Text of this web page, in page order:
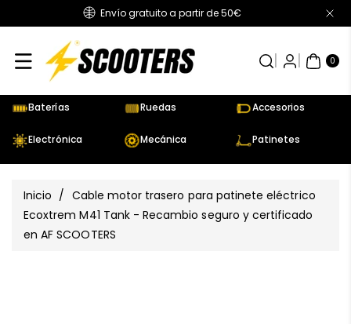
Envío gratuito a partir de 50€
0
AR
TÍC
UL
Baterías Ruedas Accesorios
Electrónica Mecánica Patinetes
Inicio / Cable motor trasero para patinete eléctrico
Ecoxtrem M41 Tank - Recambio seguro y certificado
en AF SCOOTERS